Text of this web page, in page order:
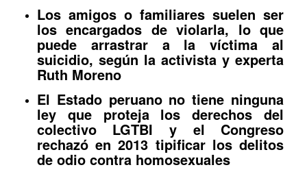
Los amigos o familiares suelen ser
los encargados de violarla, lo que
puede arrastrar a la víctima al
suicidio, según la activista y experta
Ruth Moreno
El Estado peruano no tiene ninguna
ley que proteja los derechos del
colectivo LGTBI y el Congreso
rechazó en 2013 tipificar los delitos
de odio contra homosexuales